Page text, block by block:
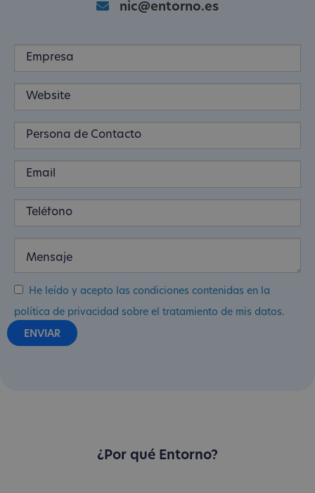
nic@entorno.es
He leído y acepto las condiciones contenidas en la
política de privacidad sobre el tratamiento de mis datos.
¿Por qué Entorno?